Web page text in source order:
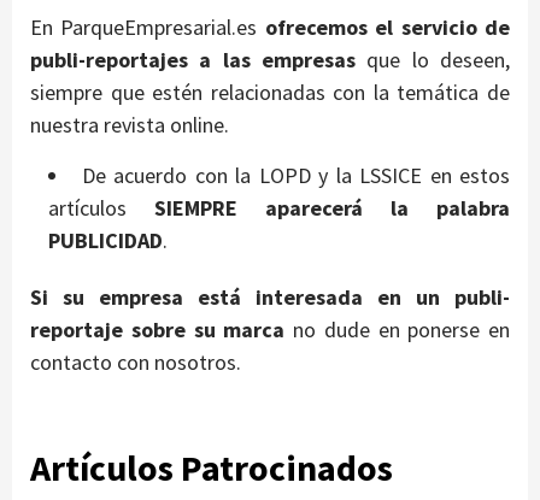
En ParqueEmpresarial.es ofrecemos el servicio de
publi-reportajes a las empresas que lo deseen,
siempre que estén relacionadas con la temática de
nuestra revista online.
De acuerdo con la LOPD y la LSSICE en estos
artículos SIEMPRE aparecerá la palabra
PUBLICIDAD.
Si su empresa está interesada en un publi-
reportaje sobre su marca no dude en ponerse en
contacto con nosotros.
Artículos Patrocinados